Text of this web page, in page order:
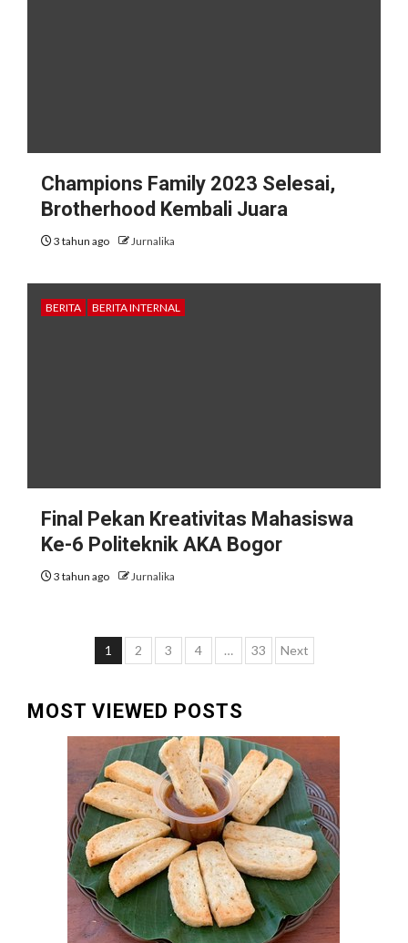
Champions Family 2023 Selesai,
Brotherhood Kembali Juara
3 tahun ago Jurnalika
BERITA BERITA INTERNAL
Final Pekan Kreativitas Mahasiswa
Ke-6 Politeknik AKA Bogor
3 tahun ago Jurnalika
Paginasi
1 2 3 4 … 33 Next
MOST VIEWED POSTS